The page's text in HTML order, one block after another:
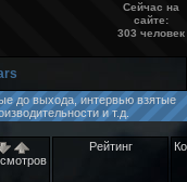
Сейчас на
сайте:
303 человек
до выхода, интервью взятые
и т.д.
Рейтинг